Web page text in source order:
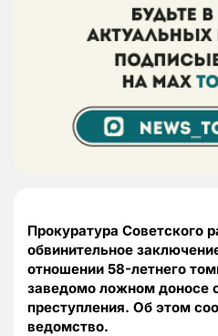
Прокуратура Советского
обвинительное
отношении 58-летнего
заведомо ложном доносе
преступления. Об этом
ведомство.